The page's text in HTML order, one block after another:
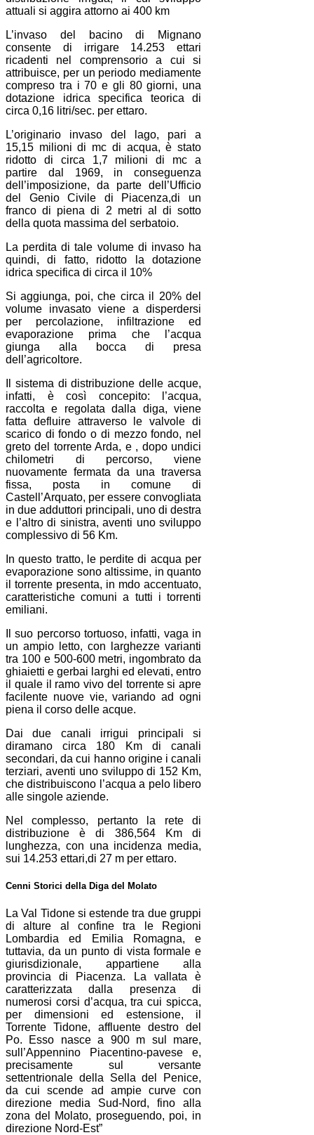
attuali si aggira attorno ai 400 km
L’invaso del bacino di Mignano
consente di irrigare 14.253 ettari
ricadenti nel comprensorio a cui si
attribuisce, per un periodo mediamente
compreso tra i 70 e gli 80 giorni, una
dotazione idrica specifica teorica di
circa 0,16 litri/sec. per ettaro.
L’originario invaso del lago, pari a
15,15 milioni di mc di acqua, è stato
ridotto di circa 1,7 milioni di mc a
partire dal 1969, in conseguenza
dell’imposizione, da parte dell’Ufficio
del Genio Civile di Piacenza,di un
franco di piena di 2 metri al di sotto
della quota massima del serbatoio.
La perdita di tale volume di invaso ha
quindi, di fatto, ridotto la dotazione
idrica specifica di circa il 10%
Si aggiunga, poi, che circa il 20% del
volume invasato viene a disperdersi
per percolazione, infiltrazione ed
evaporazione prima che l’acqua
giunga alla bocca di presa
dell’agricoltore.
Il sistema di distribuzione delle acque,
infatti, è così concepito: l’acqua,
raccolta e regolata dalla diga, viene
fatta defluire attraverso le valvole di
scarico di fondo o di mezzo fondo, nel
greto del torrente Arda, e , dopo undici
chilometri di percorso, viene
nuovamente fermata da una traversa
fissa, posta in comune di
Castell’Arquato, per essere convogliata
in due adduttori principali, uno di destra
e l’altro di sinistra, aventi uno sviluppo
complessivo di 56 Km.
In questo tratto, le perdite di acqua per
evaporazione sono altissime, in quanto
il torrente presenta, in mdo accentuato,
caratteristiche comuni a tutti i torrenti
emiliani.
Il suo percorso tortuoso, infatti, vaga in
un ampio letto, con larghezze varianti
tra 100 e 500-600 metri, ingombrato da
ghiaietti e gerbai larghi ed elevati, entro
il quale il ramo vivo del torrente si apre
facilente nuove vie, variando ad ogni
piena il corso delle acque.
Dai due canali irrigui principali si
diramano circa 180 Km di canali
secondari, da cui hanno origine i canali
terziari, aventi uno sviluppo di 152 Km,
che distribuiscono l’acqua a pelo libero
alle singole aziende.
Nel complesso, pertanto la rete di
distribuzione è di 386,564 Km di
lunghezza, con una incidenza media,
sui 14.253 ettari,di 27 m per ettaro.
Cenni Storici della Diga del Molato
La Val Tidone si estende tra due gruppi
di alture al confine tra le Regioni
Lombardia ed Emilia Romagna, e
tuttavia, da un punto di vista formale e
giurisdizionale, appartiene alla
provincia di Piacenza. La vallata è
caratterizzata dalla presenza di
numerosi corsi d’acqua, tra cui spicca,
per dimensioni ed estensione, il
Torrente Tidone, affluente destro del
Po. Esso nasce a 900 m sul mare,
sull’Appennino Piacentino-pavese e,
precisamente sul versante
settentrionale della Sella del Penice,
da cui scende ad ampie curve con
direzione media Sud-Nord, fino alla
zona del Molato, proseguendo, poi, in
direzione Nord-Est”